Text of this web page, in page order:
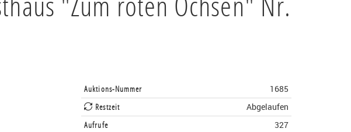
Auktions-Nummer
1685
Restzeit
Abgelaufen
Aufrufe
327